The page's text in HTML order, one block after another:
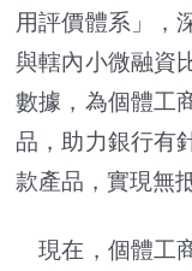
用評價體系」，
與轄內小微融資
數據，為個體工
品，助力銀行有
款產品，實現無
現在，個體工